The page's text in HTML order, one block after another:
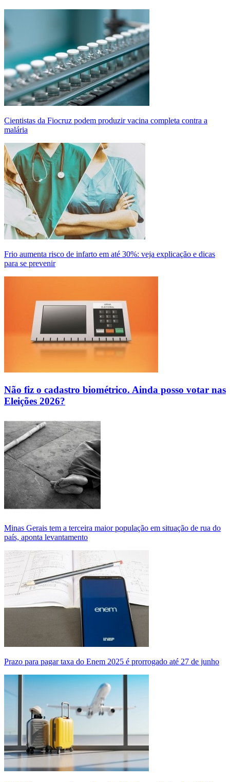
Cientistas da Fiocruz podem produzir vacina completa contra a
malária
Frio aumenta risco de infarto em até 30%: veja explicação e dicas
para se prevenir
Não fiz o cadastro biométrico. Ainda posso votar nas
Eleições 2026?
Minas Gerais tem a terceira maior população em situação de rua do
país, aponta levantamento
Prazo para pagar taxa do Enem 2025 é prorrogado até 27 de junho